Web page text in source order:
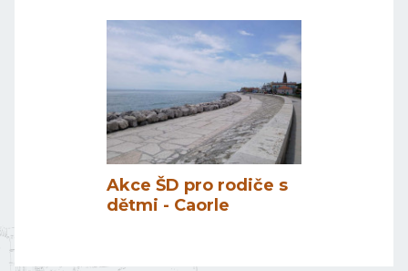
Akce ŠD pro rodiče s
dětmi - Caorle